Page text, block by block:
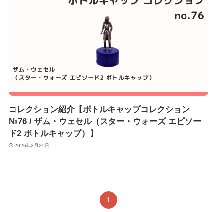
コレクション紹介【ボトルキャップコレクション
№76 / ザム・ウェセル（スター・ウォーズ エピソー
ド2 ボトルキャップ）】
2026年2月25日
1